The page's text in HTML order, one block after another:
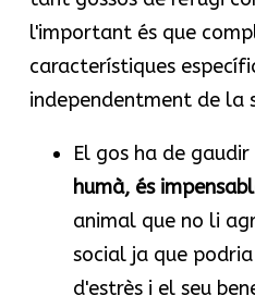
l'important és que
característiques
independentment de la
El gos ha de
humà, és
animal que no li
social ja que
d'estrès i el seu